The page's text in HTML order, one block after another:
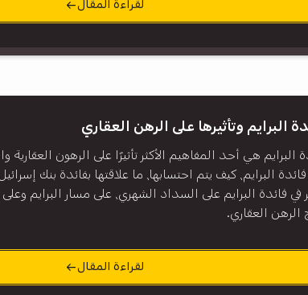
لقراءة المقال
البرايم وتأثيرها على الرهن العقاري
البرايم هي أحد المفاهيم الأكثر تأثيرًا على الرهون
البرايم، كيف يتم احتسابها، ما علاقتها بفائدة بنك
في فائدة البرايم على السداد الشهري، على مسار البرايم
الرهن العقاري.
لقراءة المقال